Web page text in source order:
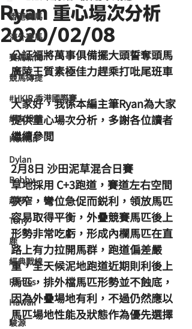
香港賽馬
海外賽馬
賽馬新聞
競馬磚提
#HKIR 香港國際賽
網友投稿
Homan
Dylan
Bobby
超仔
Tony
鹿
經典戰線
Ramos
Hawaii
駿源
Ryan 重心場次分析
2020/02/08
公証福將萬事俱備擺大頭誓奪頭馬
廣陵王質素極佳力趕乘打吡尾班車
大家好，我係本編主筆Ryan為大家
提供重心場次分析，多謝各位讀者
繼續參閲
2月8日 沙田泥草混合日賽
草地採用 C+3跑道，賽道左右空間
狹窄，彎位急促而鋭利，領放馬匹
容易取得平衡，外疊競賽馬匹後上
形勢非常吃虧，形成內欄馬匹在直
路上有力拉開馬群，跑道偏差嚴
重，全天候泥地跑道近期則利後上
馬匹，排外檔馬匹形勢並不蝕底，
因為外疊場地有利，不過仍然應以
馬匹場地性能及狀態作為優先選擇